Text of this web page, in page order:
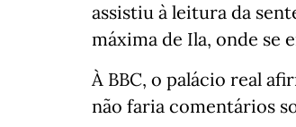
assistiu à leitura da
máxima de Ila, onde se
À BBC, o palácio real
não faria comentários